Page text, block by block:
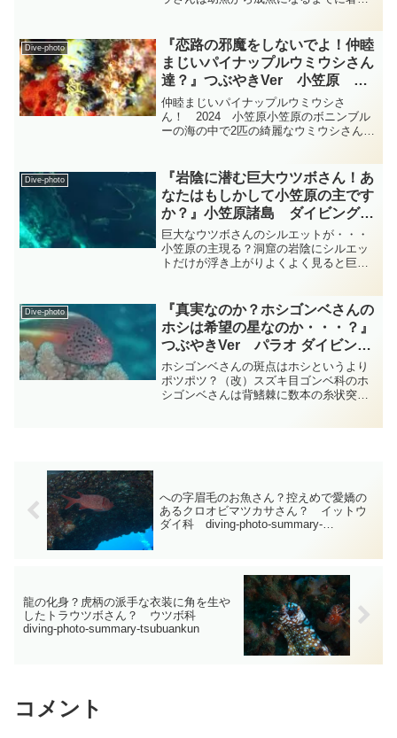
んの幼魚の頃は体の色が濃いオレンジ色
で黒縁で囲まれた白い斑が...
Dive-photo
『恋路の邪魔をしないでよ！仲睦
まじいパイナップルウミウシさん
達？』つぶやきVer 小笠原 ダ
イビングｰフォト‐tsubuankun
仲睦まじいパイナップルウミウシさ
ん！ 2024 小笠原小笠原のボニンブル
ーの海の中で2匹の綺麗なウミウシさんが
しょうか？・・・ご存じの通りウミウシ
さん達は雌雄同体の動物...
Dive-photo
『岩陰に潜む巨大ウツボさん！あ
なたはもしかして小笠原の主です
か？』小笠原諸島 ダイビング‐
フォト‐tsubuankun
巨大なウツボさんのシルエットが・・・
小笠原の主現る？洞窟の岩陰にシルエッ
トだけが浮き上がりよくよく見ると巨大
ましたがこんなに大きなウツボさんは初
めてで凄い迫力と不思議な...
Dive-photo
『真実なのか？ホシゴンベさんの
ホシは希望の星なのか・・・？』
つぶやきVer パラオ ダイビング‐
フォト‐tsubuankun
ホシゴンベさんの斑点はホシというより
ポツポツ？（改）スズキ目ゴンベ科のホ
シゴンベさんは背鰭棘に数本の糸状突起
への字眉毛のお魚さん？控えめで愛嬌の
あるクロオビマツカサさん？ イットウ
ダイ科 diving-photo-summary-
龍の化身？虎柄の派手な衣装に角を生や
したトラウツボさん？ ウツボ科
diving-photo-summary-tsubuankun
コメント